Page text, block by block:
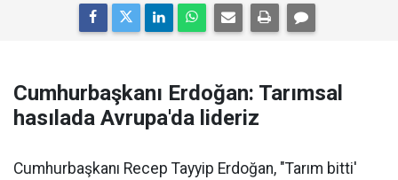
Cumhurbaşkanı Erdoğan: Tarımsal
hasılada Avrupa'da lideriz
Cumhurbaşkanı Recep Tayyip Erdoğan, "Tarım bitti'